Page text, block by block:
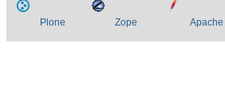
Plone Zope Apache